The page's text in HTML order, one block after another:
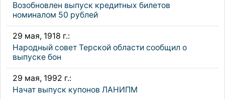
Возобновлен выпуск кредитных билетов
номиналом 50 рублей
29 мая, 1918 г.:
Народный совет Терской области сообщил о
выпуске бон
29 мая, 1992 г.:
Начат выпуск купонов ЛАНИПМ